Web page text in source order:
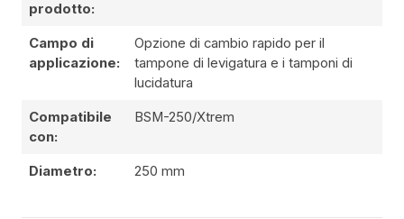
prodotto:
Campo di
applicazione:
Opzione di cambio rapido per il
tampone di levigatura e i tamponi di
lucidatura
Compatibile
con:
BSM-250/Xtrem
Diametro: 250 mm